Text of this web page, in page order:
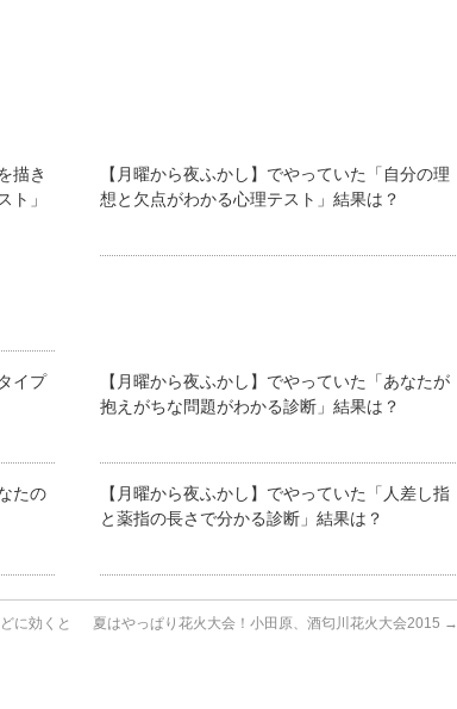
描き
ト」
【月曜から夜ふかし】でやっていた「自分の理
想と欠点がわかる心理テスト」結果は？
イプ
【月曜から夜ふかし】でやっていた「あなたが
抱えがちな問題がわかる診断」結果は？
たの
【月曜から夜ふかし】でやっていた「人差し指
と薬指の長さで分かる診断」結果は？
に効くと
夏はやっぱり花火大会！小田原、酒匂川花火大会2015 →